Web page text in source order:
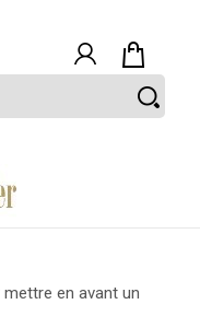
en avant un